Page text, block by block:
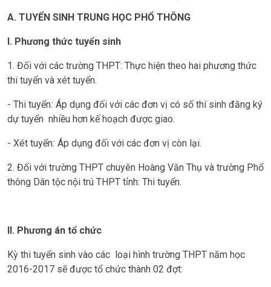
A. TUYỂN SINH TRUNG HỌC PHỔ THÔNG
I. Phương thức tuyển sinh
1. Đối với các trường THPT: Thực hiện theo hai phương thức
thi tuyển và xét tuyển.
- Thi tuyển: Áp dụng đối với các đơn vị có số thí sinh đăng ký
dự tuyển nhiều hơn kế hoạch được giao.
- Xét tuyển: Áp dụng đối với các đơn vị còn lại.
2. Đối với trường THPT chuyên Hoàng Văn Thụ và trường Phổ
thông Dân tộc nội trú THPT tỉnh: Thi tuyển.
II. Phương án tổ chức
Kỳ thi tuyển sinh vào các loại hình trường THPT năm học
2016-2017 sẽ được tổ chức thành 02 đợt: